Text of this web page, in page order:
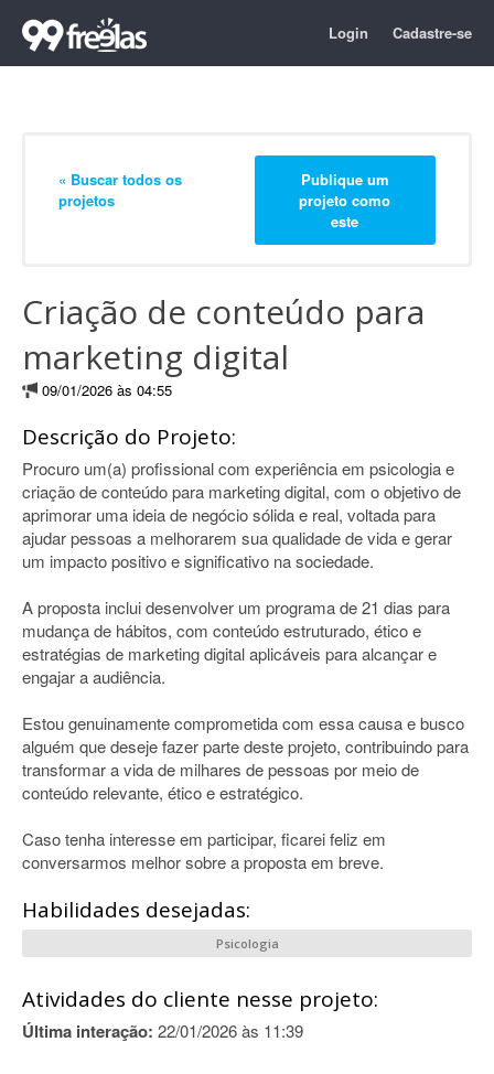
Login Cadastre-se
« Buscar todos os
projetos
Publique um
projeto como
este
Criação de conteúdo para
marketing digital
09/01/2026 às 04:55
Descrição do Projeto:
Procuro um(a) profissional com experiência em psicologia e
criação de conteúdo para marketing digital, com o objetivo de
aprimorar uma ideia de negócio sólida e real, voltada para
ajudar pessoas a melhorarem sua qualidade de vida e gerar
um impacto positivo e significativo na sociedade.
A proposta inclui desenvolver um programa de 21 dias para
mudança de hábitos, com conteúdo estruturado, ético e
estratégias de marketing digital aplicáveis para alcançar e
engajar a audiência.
Estou genuinamente comprometida com essa causa e busco
alguém que deseje fazer parte deste projeto, contribuindo para
transformar a vida de milhares de pessoas por meio de
conteúdo relevante, ético e estratégico.
Caso tenha interesse em participar, ficarei feliz em
conversarmos melhor sobre a proposta em breve.
Habilidades desejadas:
Psicologia
Atividades do cliente nesse projeto:
Última interação: 22/01/2026 às 11:39